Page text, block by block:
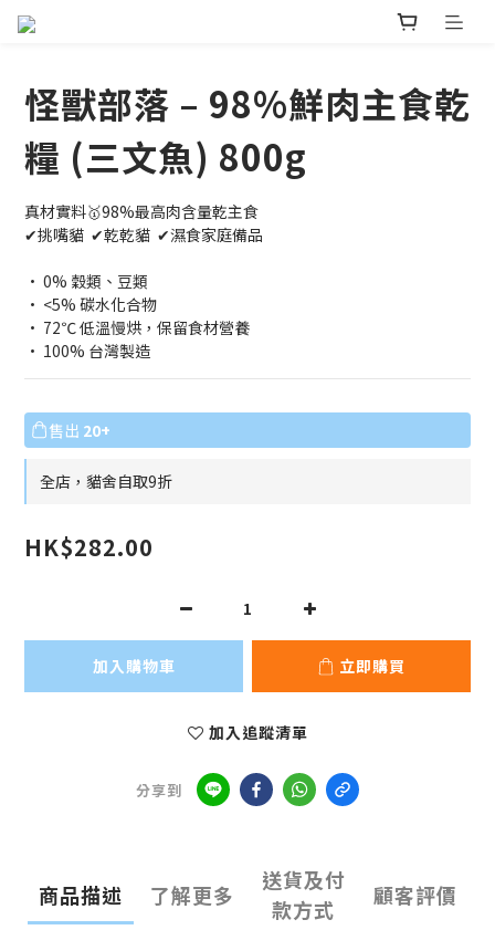
怪獸部落 – 98%鮮肉主食乾
糧 (三文魚) 800g
真材實料🥇98%最高肉含量乾主食
✔挑嘴貓  ✔乾乾貓  ✔濕食家庭備品
• 0% 穀類、豆類
• <5% 碳水化合物
• 72℃ 低溫慢烘，保留食材營養
• 100% 台灣製造
售出 20+
全店，貓舍自取9折
HK$282.00
加入購物車 立即購買
加入追蹤清單
分享到
商品描述 了解更多
送貨及付
款方式
顧客評價